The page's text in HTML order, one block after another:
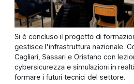
Si è concluso il progetto di
gestisce l'infrastruttura nazionale.
Cagliari, Sassari e Oristano con
cybersicurezza e simulazioni in
formare i futuri tecnici del settore.